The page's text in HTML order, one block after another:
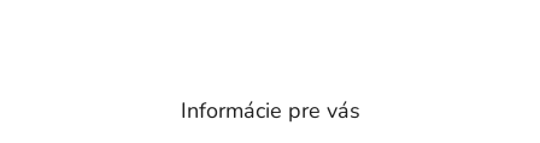
Informácie pre vás